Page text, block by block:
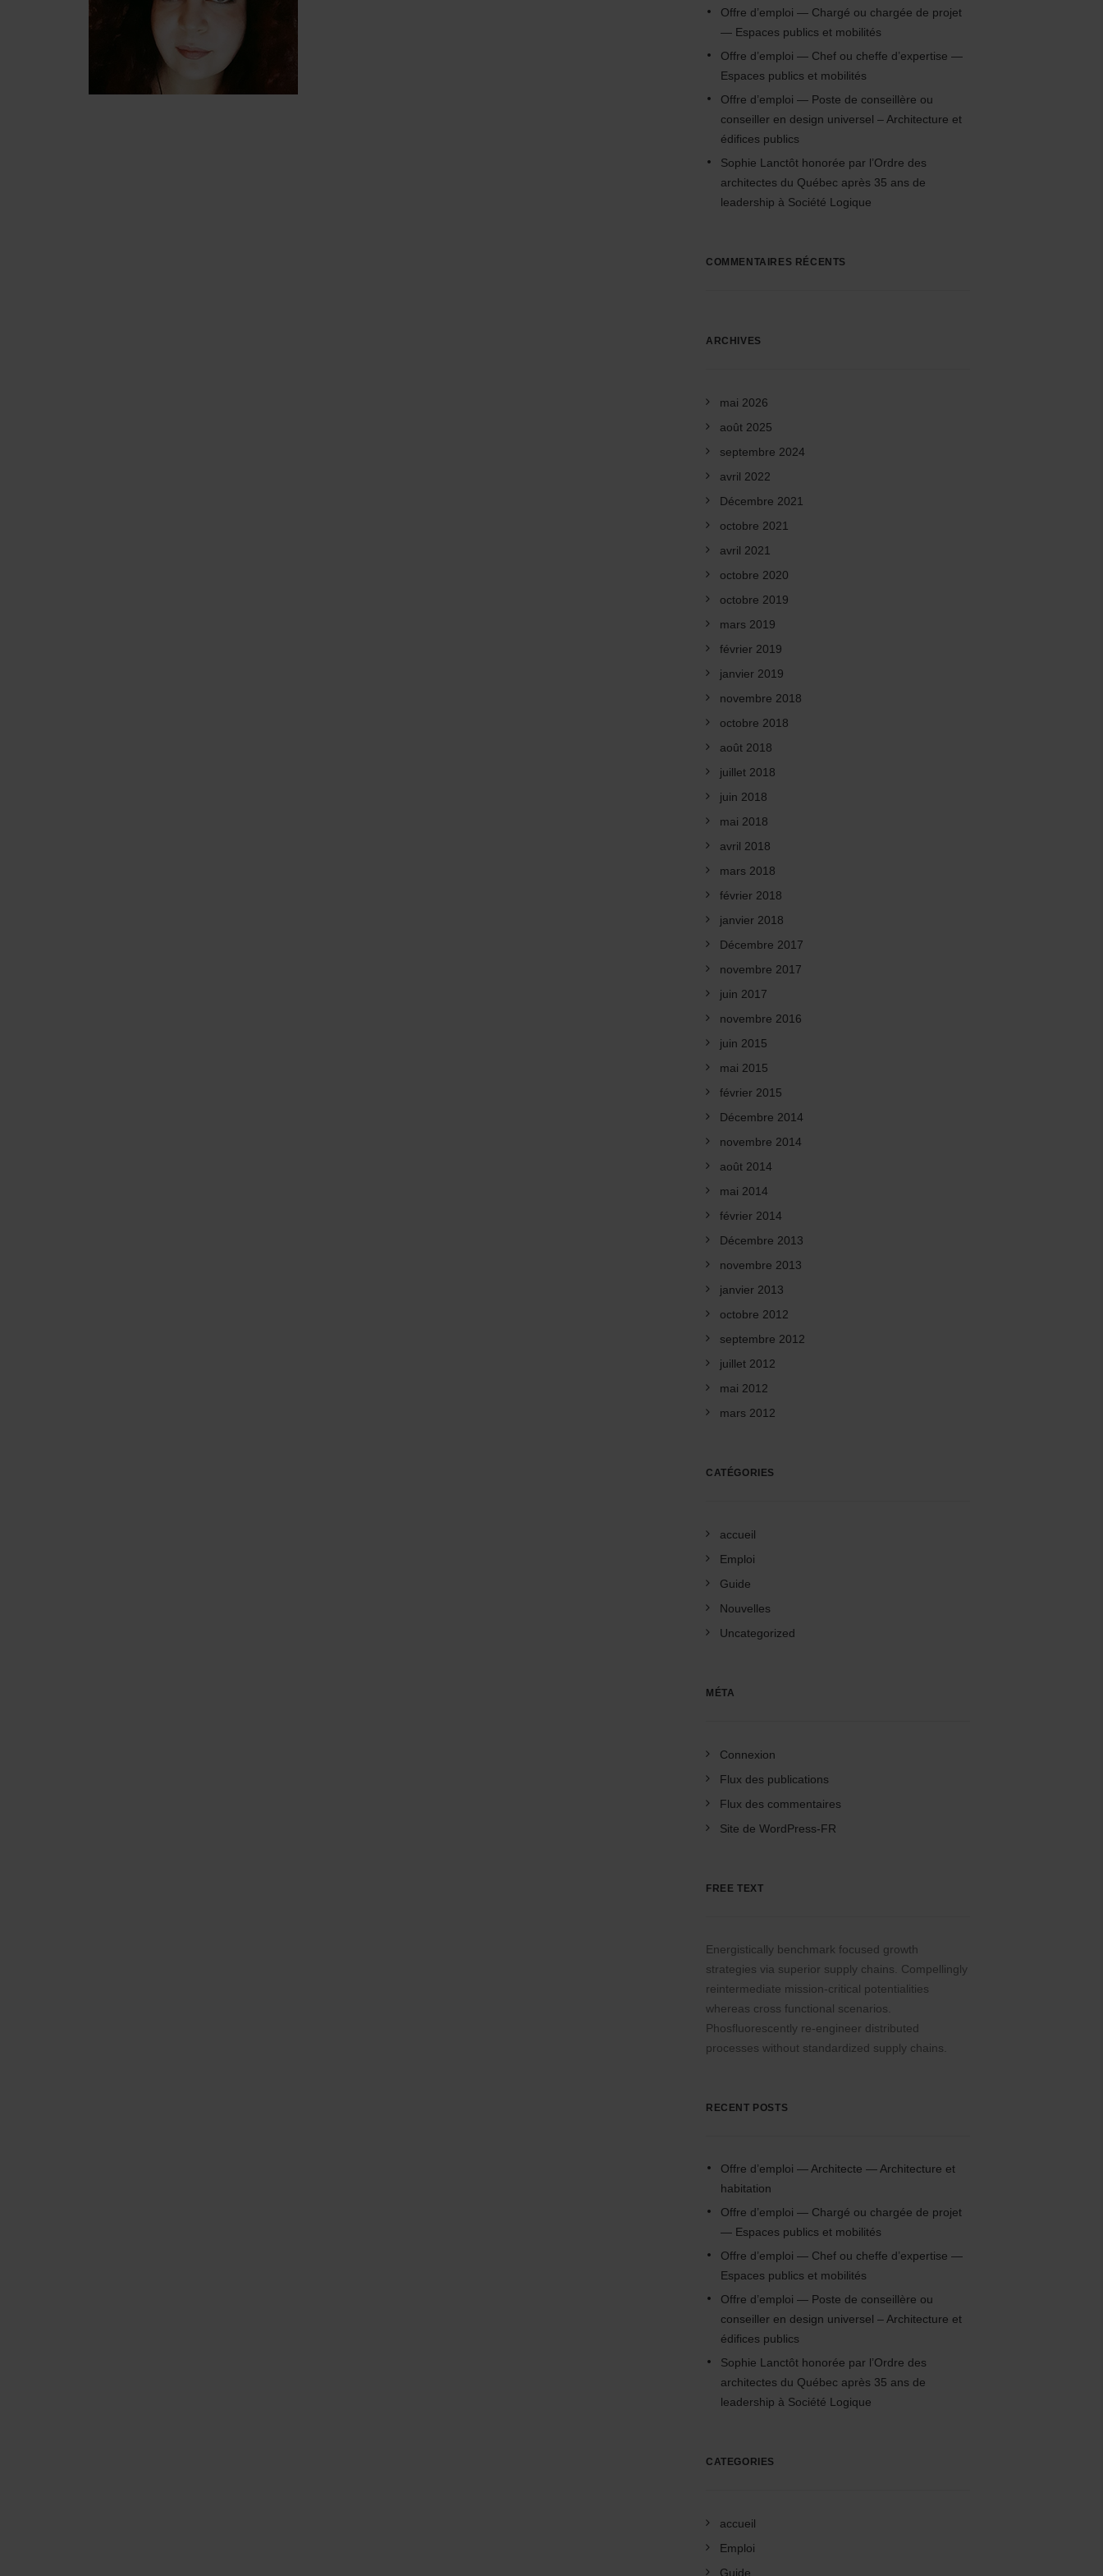
Offre d’emploi — Chargé ou chargée de projet
— Espaces publics et mobilités
Offre d’emploi — Chef ou cheffe d’expertise —
Espaces publics et mobilités
Offre d’emploi — Poste de conseillère ou
conseiller en design universel – Architecture et
édifices publics
Sophie Lanctôt honorée par l’Ordre des
architectes du Québec après 35 ans de
leadership à Société Logique
COMMENTAIRES RÉCENTS
ARCHIVES
mai 2026
août 2025
septembre 2024
avril 2022
Décembre 2021
octobre 2021
avril 2021
octobre 2020
octobre 2019
mars 2019
février 2019
janvier 2019
novembre 2018
octobre 2018
août 2018
juillet 2018
juin 2018
mai 2018
avril 2018
mars 2018
février 2018
janvier 2018
Décembre 2017
novembre 2017
juin 2017
novembre 2016
juin 2015
mai 2015
février 2015
Décembre 2014
novembre 2014
août 2014
mai 2014
février 2014
Décembre 2013
novembre 2013
janvier 2013
octobre 2012
septembre 2012
juillet 2012
mai 2012
mars 2012
CATÉGORIES
accueil
Emploi
Guide
Nouvelles
Uncategorized
MÉTA
Connexion
Flux des publications
Flux des commentaires
Site de WordPress-FR
FREE TEXT
Energistically benchmark focused growth
strategies via superior supply chains. Compellingly
reintermediate mission-critical potentialities
whereas cross functional scenarios.
Phosfluorescently re-engineer distributed
processes without standardized supply chains.
RECENT POSTS
Offre d’emploi — Architecte — Architecture et
habitation
Offre d’emploi — Chargé ou chargée de projet
— Espaces publics et mobilités
Offre d’emploi — Chef ou cheffe d’expertise —
Espaces publics et mobilités
Offre d’emploi — Poste de conseillère ou
conseiller en design universel – Architecture et
édifices publics
Sophie Lanctôt honorée par l’Ordre des
architectes du Québec après 35 ans de
leadership à Société Logique
CATEGORIES
accueil
Emploi
Guide